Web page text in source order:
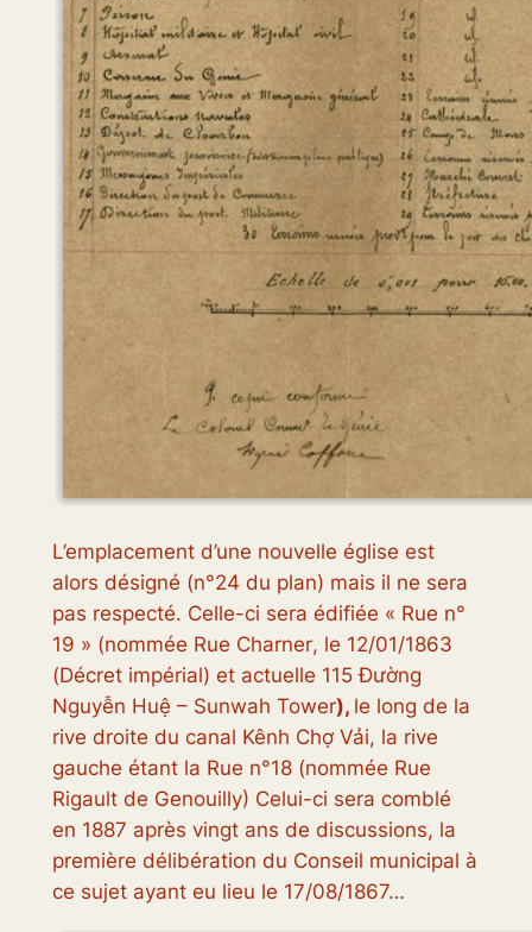
L’emplacement d’une nouvelle église est
alors désigné (n°24 du plan) mais il ne sera
pas respecté. Celle-ci sera édifiée « Rue n°
19 » (nommée Rue Charner, le 12/01/1863
(Décret impérial) et actuelle 115 Đường
Nguyễn Huệ – Sunwah Tower), le long de la
rive droite du canal Kênh Chợ Vải, la rive
gauche étant la Rue n°18(nommée Rue
Rigault de Genouilly) Celui-ci sera comblé
en 1887 après vingt ans de discussions, la
première délibération du Conseil municipal à
ce sujet ayant eu lieu le 17/08/1867…